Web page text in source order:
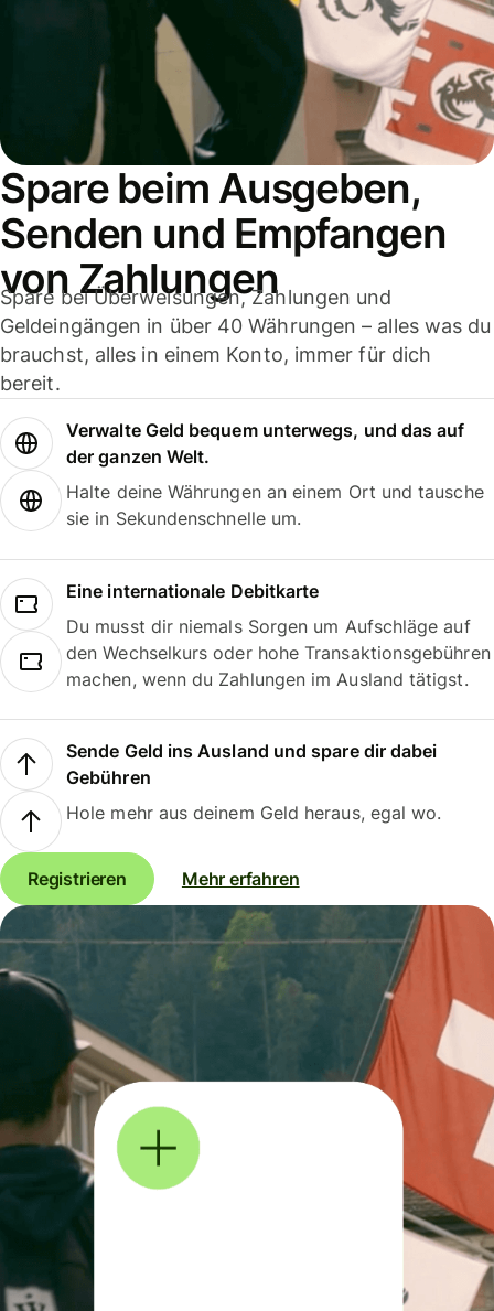
Spare beim Ausgeben,
Senden und Empfangen
von Zahlungen
Spare bei Überweisungen, Zahlungen und
Geldeingängen in über 40 Währungen – alles was du
brauchst, alles in einem Konto, immer für dich
bereit.
Verwalte Geld bequem unterwegs, und das auf
der ganzen Welt.
Halte deine Währungen an einem Ort und tausche
sie in Sekundenschnelle um.
Eine internationale Debitkarte
Du musst dir niemals Sorgen um Aufschläge auf
den Wechselkurs oder hohe Transaktionsgebühren
machen, wenn du Zahlungen im Ausland tätigst.
Sende Geld ins Ausland und spare dir dabei
Gebühren
Hole mehr aus deinem Geld heraus, egal wo.
Registrieren Mehr erfahren